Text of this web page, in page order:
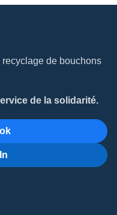
de bouchons
de la solidarité.